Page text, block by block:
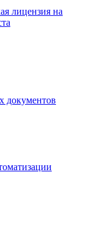
лицензия на
документов